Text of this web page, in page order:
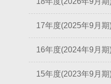
17年度(2025年9月期
16年度(2024年9月期
15年度(2023年9月期